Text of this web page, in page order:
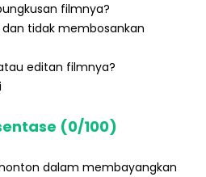
filmnya?
tidak membosankan
editan filmnya?
(0/100)
dalam membayangkan